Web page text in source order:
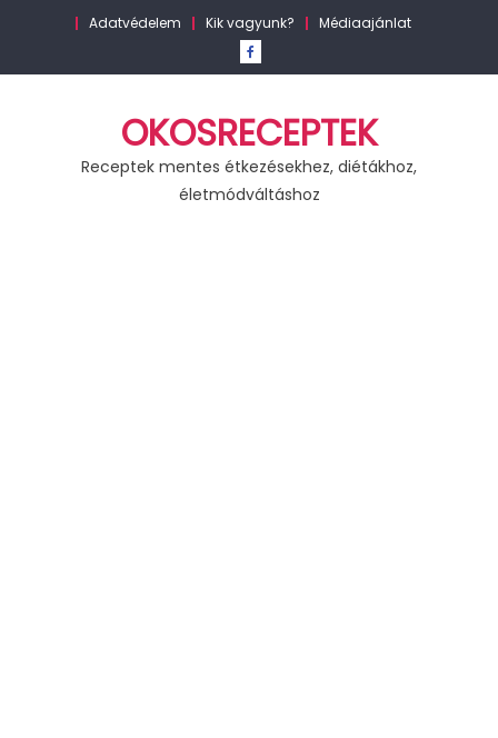
Adatvédelem Kik vagyunk? Médiaajánlat
OKOSRECEPTEK
Receptek mentes étkezésekhez, diétákhoz,
életmódváltáshoz